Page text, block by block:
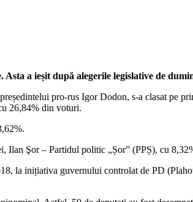
a ieșit după alegerile legislative de
pro-rus Igor Dodon, s-a clasat pe
26,84% din voturi.
Ilan Şor – Partidul politic „Șor” (PPȘ), cu
la inițiativa guvernului controlat de PD